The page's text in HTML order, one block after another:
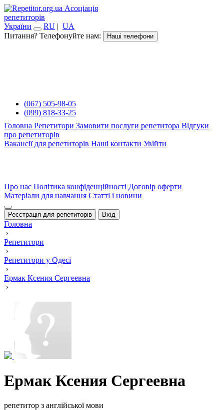
Асоціація
репетиторів
України
RU | UA
Питання? Телефонуйте нам:
Наші телефони
(067) 505-98-05
(099) 818-33-25
Головна Репетитори Замовити послуги репетитора Відгуки
про репетиторів
Вакансії для репетиторів Наші контакти Увійти
Про нас Політика конфіденційності Договір оферти
Матеріали для навчання Статті і новини
Реєстрація для репетиторів Вхід
Головна
›
Репетитори
›
Репетитори у Одесі
›
Ермак Ксения Сергеевна
›
Ермак Ксения Сергеевна
репетитор з англійської мови